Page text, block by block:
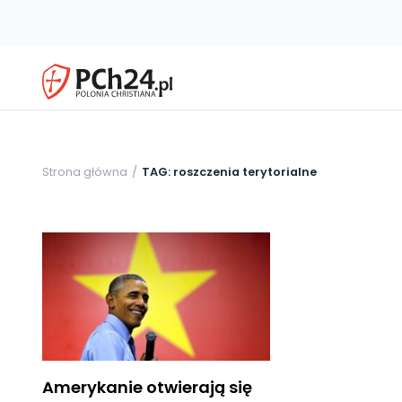
Strona główna TAG: roszczenia terytorialne
Amerykanie otwierają się